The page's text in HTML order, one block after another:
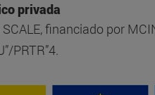
privada
financiado por
PRTR”4.